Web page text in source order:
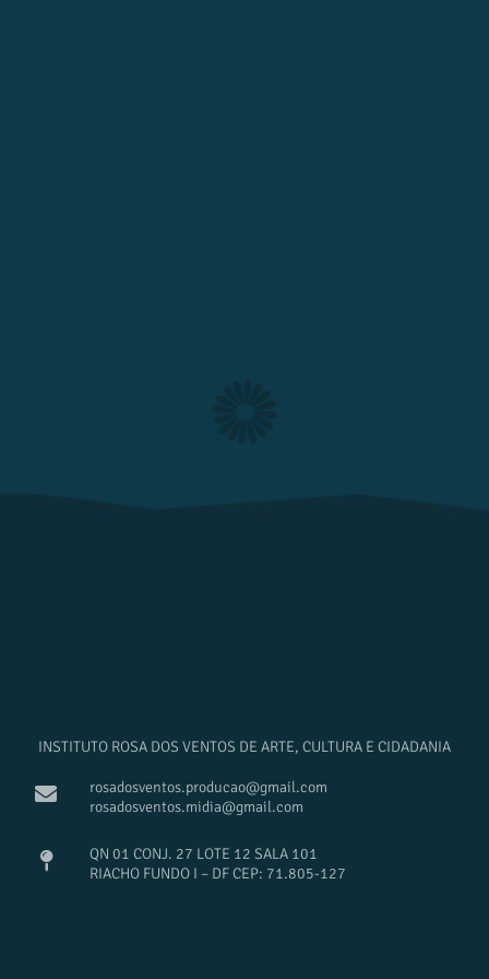
INSTITUTO ROSA DOS VENTOS DE ARTE, CULTURA E CIDADANIA
rosadosventos.producao@gmail.com
rosadosventos.midia@gmail.com
QN 01 CONJ. 27 LOTE 12 SALA 101
RIACHO FUNDO I – DF CEP: 71.805-127